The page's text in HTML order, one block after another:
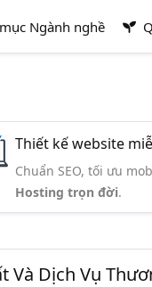
Ngành nghề
Thiết kế website
Chuẩn SEO, tối ưu
Hosting trọn đời.
Và Dịch Vụ